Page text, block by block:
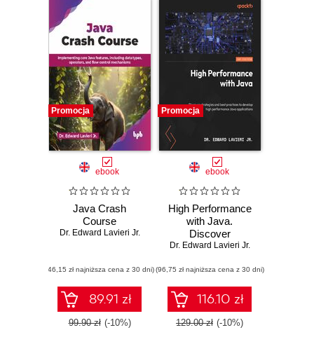
Promocja
ebook
Java Crash
Course
Dr. Edward Lavieri Jr.
(46,15 zł najniższa cena z 30 dni)
89.91 zł
99.90 zł (-10%)
Promocja
ebook
High Performance
with Java.
Discover
strategies and best
develop high
performance Java
applications
Dr. Edward Lavieri Jr.
(96,75 zł najniższa cena z 30 dni)
116.10 zł
129.00 zł (-10%)